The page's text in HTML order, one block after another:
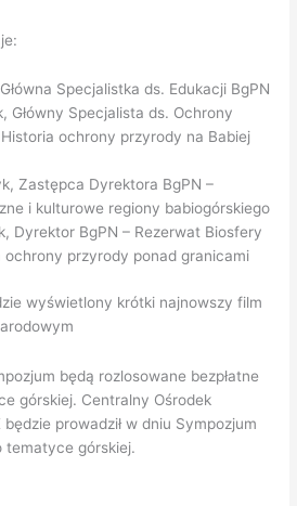
Specjalistka ds. Edukacji BgPN
Główny Specjalista ds. Ochrony
ochrony przyrody na Babiej
Zastępca Dyrektora BgPN –
i kulturowe regiony babiogórskiego
Dyrektor BgPN – Rezerwat Biosfery
ochrony przyrody ponad granicami
wyświetlony krótki najnowszy film
będą rozlosowane bezpłatne
górskiej. Centralny Ośrodek
prowadził w dniu Sympozjum
tematyce górskiej.